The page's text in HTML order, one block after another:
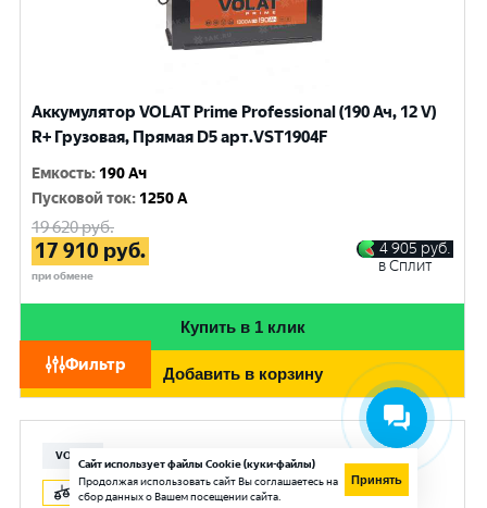
Фильтр
Аккумулятор VOLAT Prime Professional (190 Ач, 12 V)
R+ Грузовая, Прямая D5 арт.VST1904F
Емкость: 190 Ач
Пусковой ток: 1250 A
19 620руб.
17 910 руб.
при обмене
4 905 руб.
в Сплит
Купить в 1 клик
Добавить в корзину
VOLAT
Сайт использует файлы Cookie (куки-файлы)
Продолжая использовать сайт Вы соглашаетесь на
сбор данных о Вашем посещении сайта.
Принять